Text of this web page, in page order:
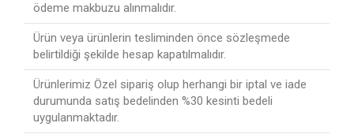
ödeme makbuzu alınmalıdır.
Ürün veya ürünlerin tesliminden önce sözleşmede
belirtildiği şekilde hesap kapatılmalıdır.
Ürünlerimiz Özel sipariş olup herhangi bir iptal ve iade
durumunda satış bedelinden %30 kesinti bedeli
uygulanmaktadır.